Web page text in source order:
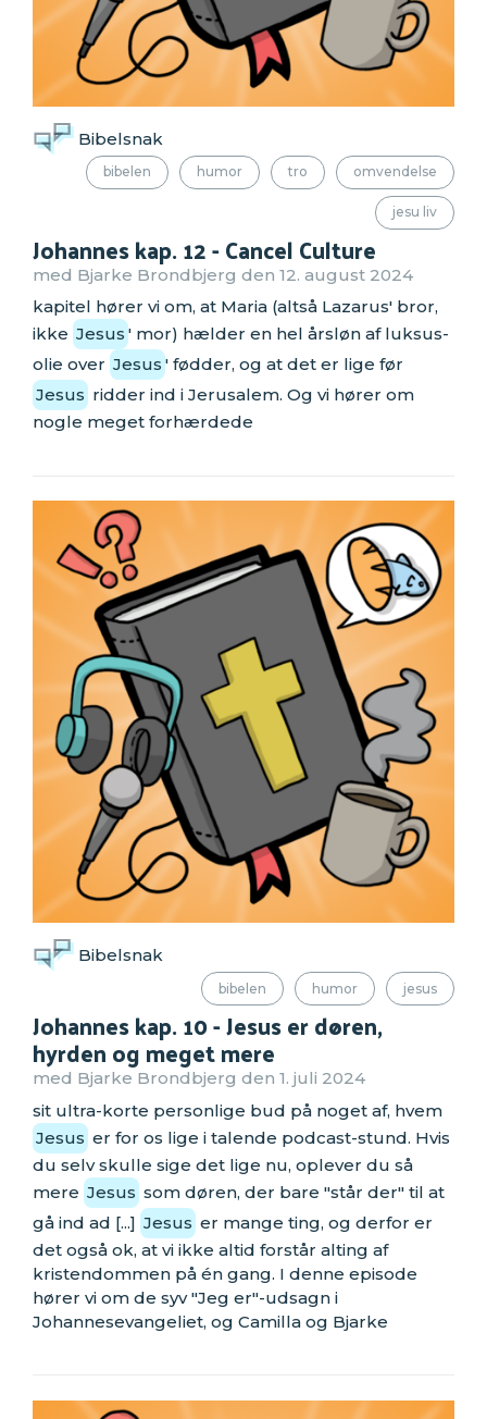
Bibelsnak
bibelen humor tro omvendelse
jesu liv
Johannes kap. 12 - Cancel Culture
med Bjarke Brondbjerg den 12. august 2024
kapitel hører vi om, at Maria (altså Lazarus' bror,
ikke Jesus ' mor) hælder en hel årsløn af luksus-
olie over Jesus ' fødder, og at det er lige før
Jesus ridder ind i Jerusalem. Og vi hører om
nogle meget forhærdede
Bibelsnak
bibelen humor jesus
Johannes kap. 10 - Jesus er døren,
hyrden og meget mere
med Bjarke Brondbjerg den 1. juli 2024
sit ultra-korte personlige bud på noget af, hvem
Jesus er for os lige i talende podcast-stund. Hvis
du selv skulle sige det lige nu, oplever du så
mere Jesus som døren, der bare "står der" til at
gå ind ad [...] Jesus er mange ting, og derfor er
det også ok, at vi ikke altid forstår alting af
kristendommen på én gang. I denne episode
hører vi om de syv "Jeg er"-udsagn i
Johannesevangeliet, og Camilla og Bjarke